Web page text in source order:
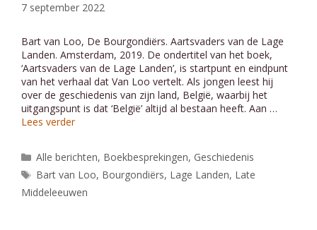
7 september 2022
Bart van Loo, De Bourgondiërs. Aartsvaders van de Lage
Landen. Amsterdam, 2019. De ondertitel van het boek,
‘Aartsvaders van de Lage Landen’, is startpunt en eindpunt
van het verhaal dat Van Loo vertelt. Als jongen leest hij
over de geschiedenis van zijn land, België, waarbij het
uitgangspunt is dat ‘België’ altijd al bestaan heeft. Aan …
Lees verder
Categorieën
Alle berichten, Boekbesprekingen, Geschiedenis
Tags
Bart van Loo, Bourgondiërs, Lage Landen, Late
Middeleeuwen